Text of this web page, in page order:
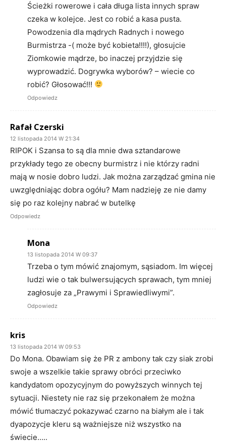
Ścieżki rowerowe i cała długa lista innych spraw
czeka w kolejce. Jest co robić a kasa pusta.
Powodzenia dla mądrych Radnych i nowego
Burmistrza -( może być kobieta!!!!), głosujcie
Ziomkowie mądrze, bo inaczej przyjdzie się
wyprowadzić. Dogrywka wyborów? – wiecie co
robić? Głosować!!!
Odpowiedz
Rafał Czerski
12 listopada 2014 W 21:34
RIPOK i Szansa to są dla mnie dwa sztandarowe
przykłady tego ze obecny burmistrz i nie którzy radni
mają w nosie dobro ludzi. Jak można zarządzać gmina nie
uwzględniając dobra ogółu? Mam nadzieję ze nie damy
się po raz kolejny nabrać w butelkę
Odpowiedz
Mona
13 listopada 2014 W 09:37
Trzeba o tym mówić znajomym, sąsiadom. Im więcej
ludzi wie o tak bulwersujących sprawach, tym mniej
zagłosuje za „Prawymi i Sprawiedliwymi”.
Odpowiedz
kris
13 listopada 2014 W 09:53
Do Mona. Obawiam się że PR z ambony tak czy siak zrobi
swoje a wszelkie takie sprawy obróci przeciwko
kandydatom opozycyjnym do powyższych winnych tej
sytuacji. Niestety nie raz się przekonałem że można
mówić tłumaczyć pokazywać czarno na białym ale i tak
dyapozycje kleru są ważniejsze niż wszystko na
świecie…..